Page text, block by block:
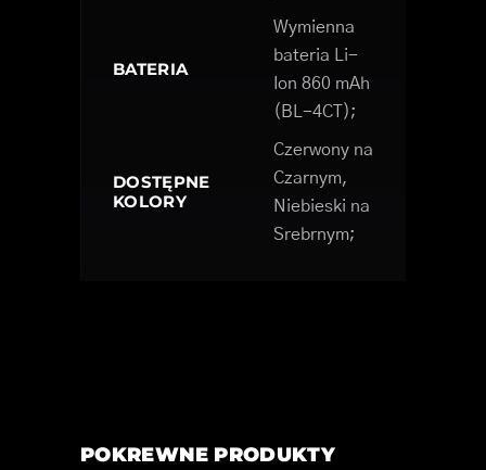
BATERIA
Wymienna
bateria Li-
Ion 860 mAh
(BL-4CT);
DOSTĘPNE
KOLORY
Czerwony na
Czarnym,
Niebieski na
Srebrnym;
POKREWNE PRODUKTY